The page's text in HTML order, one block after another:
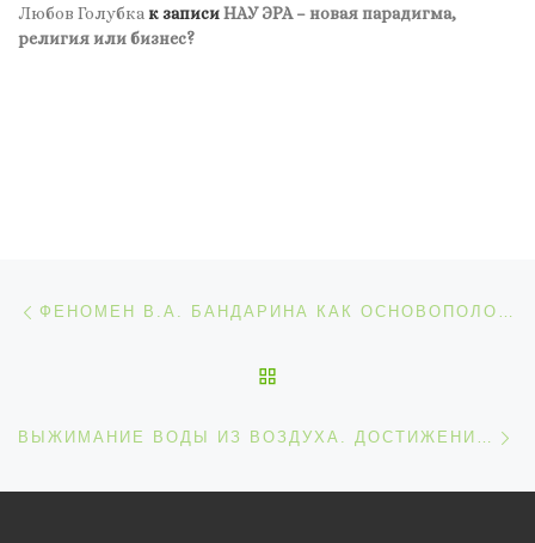
Любов Голубкак записиНАУ ЭРА – новая парадигма,
религия или бизнес?
ФЕНОМЕН В.А. БАНДАРИНА КАК ОСНОВОПОЛОЖНИКА НАЦИОНАЛЬНОЙ НАУЧНОЙ ШКОЛЫ ЛАБОРАТОРНОЙ МЕДИЦИНЫ
ВЫЖИМАНИЕ ВОДЫ ИЗ ВОЗДУХА. ДОСТИЖЕНИЕ ИНЖЕНЕРНОЙ МЫСЛИ